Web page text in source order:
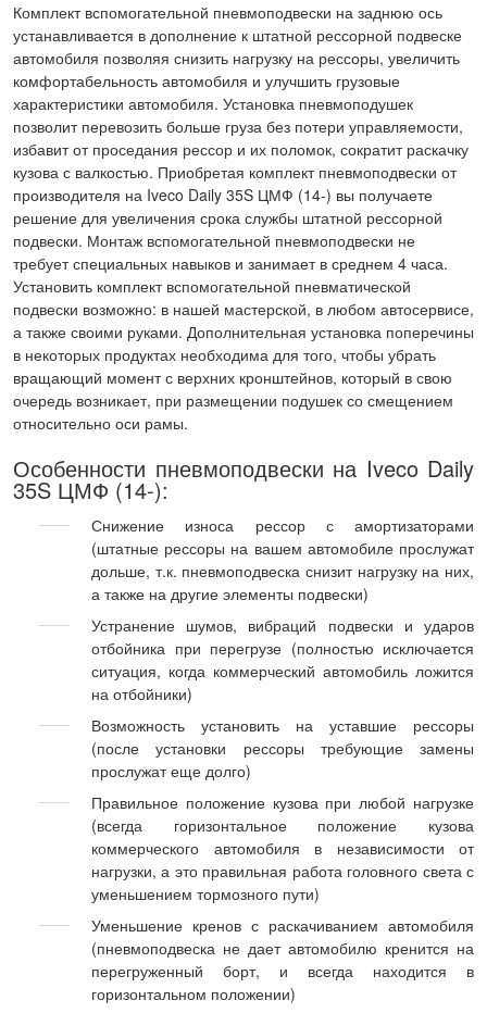
Комплект вспомогательной пневмоподвески на заднюю ось
устанавливается в дополнение к штатной рессорной подвеске
автомобиля позволяя снизить нагрузку на рессоры, увеличить
комфортабельность автомобиля и улучшить грузовые
характеристики автомобиля. Установка пневмоподушек
позволит перевозить больше груза без потери управляемости,
избавит от проседания рессор и их поломок, сократит раскачку
кузова с валкостью. Приобретая комплект пневмоподвески от
производителя на Iveco Daily 35S ЦМФ (14-) вы получаете
решение для увеличения срока службы штатной рессорной
подвески. Монтаж вспомогательной пневмоподвески не
требует специальных навыков и занимает в среднем 4 часа.
Установить комплект вспомогательной пневматической
подвески возможно: в нашей мастерской, в любом автосервисе,
а также своими руками. Дополнительная установка поперечины
в некоторых продуктах необходима для того, чтобы убрать
вращающий момент с верхних кронштейнов, который в свою
очередь возникает, при размещении подушек со смещением
относительно оси рамы.
Особенности пневмоподвески на Iveco Daily
35S ЦМФ (14-):
Снижение износа рессор с амортизаторами
(штатные рессоры на вашем автомобиле прослужат
дольше, т.к. пневмоподвеска снизит нагрузку на них,
а также на другие элементы подвески)
Устранение шумов, вибраций подвески и ударов
отбойника при перегрузе (полностью исключается
ситуация, когда коммерческий автомобиль ложится
на отбойники)
Возможность установить на уставшие рессоры
(после установки рессоры требующие замены
прослужат еще долго)
Правильное положение кузова при любой нагрузке
(всегда горизонтальное положение кузова
коммерческого автомобиля в независимости от
нагрузки, а это правильная работа головного света с
уменьшением тормозного пути)
Уменьшение кренов с раскачиванием автомобиля
(пневмоподвеска не дает автомобилю кренится на
перегруженный борт, и всегда находится в
горизонтальном положении)